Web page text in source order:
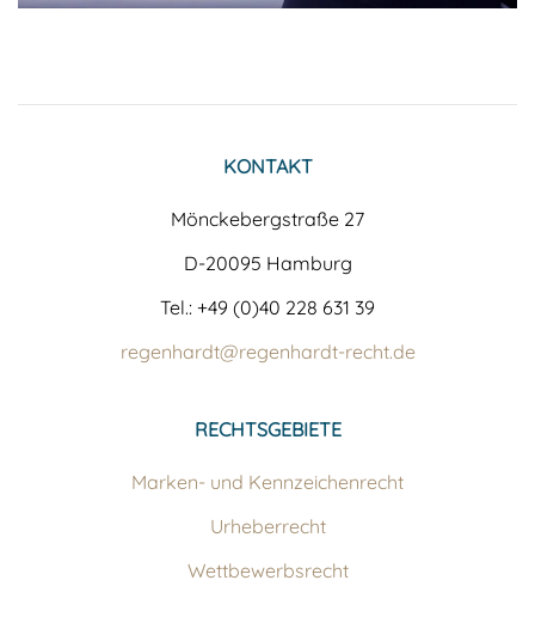
KONTAKT
Mönckebergstraße 27
D-20095 Hamburg
Tel.: +49 (0)40 228 631 39
regenhardt@regenhardt-recht.de
RECHTSGEBIETE
Marken- und Kennzeichenrecht
Urheberrecht
Wettbewerbsrecht